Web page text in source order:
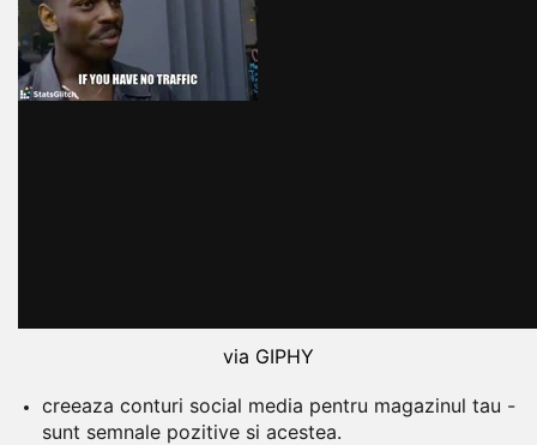
via GIPHY
creeaza conturi social media pentru magazinul tau -
sunt semnale pozitive si acestea.